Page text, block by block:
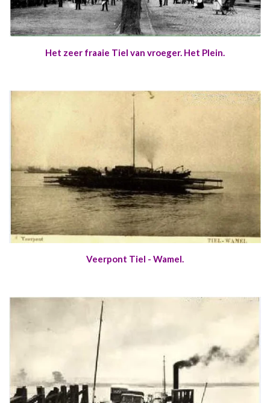
Het zeer fraaie Tiel van vroeger. Het Plein.
Veerpont Tiel - Wamel.